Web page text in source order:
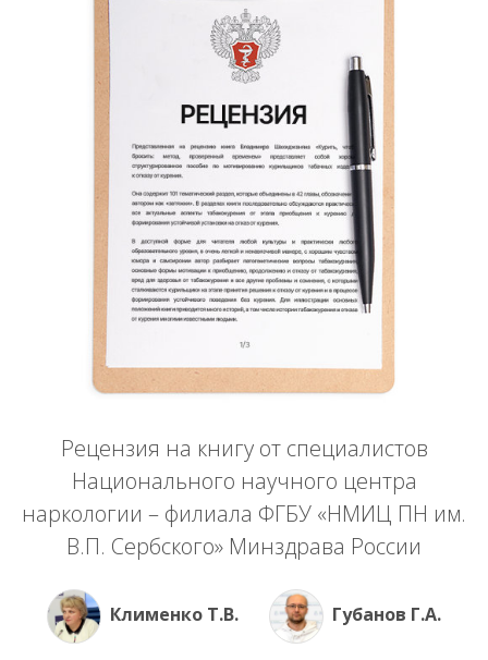
Рецензия на книгу от специалистов
Национального научного центра
наркологии – филиала ФГБУ «НМИЦ ПН им.
В.П. Сербского» Минздрава России
Клименко Т.В. Губанов Г.А.